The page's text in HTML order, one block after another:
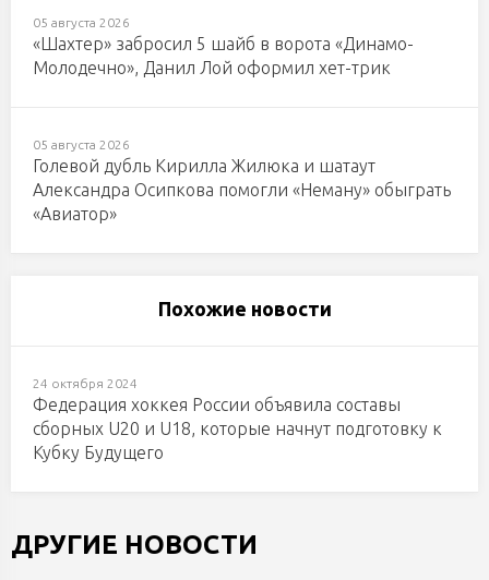
05 августа 2026
«Шахтер» забросил 5 шайб в ворота «Динамо-
Молодечно», Данил Лой оформил хет-трик
05 августа 2026
Голевой дубль Кирилла Жилюка и шатаут
Александра Осипкова помогли «Неману» обыграть
«Авиатор»
Похожие новости
24 октября 2024
Федерация хоккея России объявила составы
сборных U20 и U18, которые начнут подготовку к
Кубку Будущего
ДРУГИЕ НОВОСТИ